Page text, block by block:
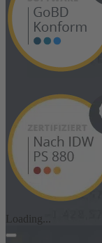
Loading...